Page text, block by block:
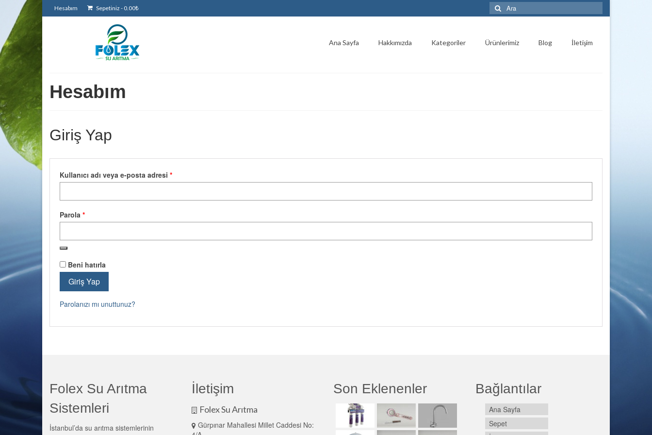
Hesabım Sepetiniz - 0.00₺
Şunu
ara:
Ana Sayfa Hakkımızda Kategoriler Ürünlerimiz Blog İletişim
Hesabım
Giriş Yap
Kullanıcı adı veya e-posta adresi *Gerekli
Parola *Gerekli
Beni hatırla
Giriş Yap
Parolanızı mı unuttunuz?
Folex Su Arıtma
Sistemleri
İstanbul’da su arıtma sistemlerinin
İletişim
Folex Su Arıtma
Gürpınar Mahallesi Millet Caddesi No:
Son Eklenenler Bağlantılar
Ana Sayfa
Sepet